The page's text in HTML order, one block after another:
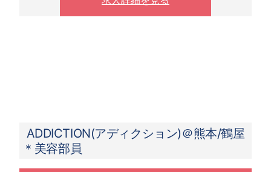
ADDICTION(アディクション)＠熊本/鶴屋
＊美容部員